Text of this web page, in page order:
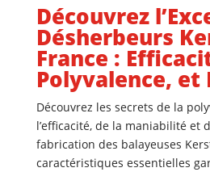
Découvrez
Désherbeurs
France :
Polyvalence,
Découvrez les secrets de la
l’efficacité, de la maniabilité et
fabrication des balayeuses
caractéristiques essentielles